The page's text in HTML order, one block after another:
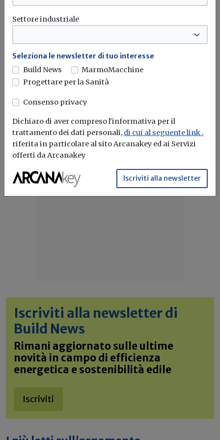
Mercato
Da LG la gamma di climatizzatori a
pompa di calore, capaci di garantire
comfort in ogni stagione
Con la tecnologia a pompa di calore LG, un unico
climatizzatore offre...
Pompe di calore
Iscriviti alla newsletter di
Build News
Rimani aggiornato sulle ultime
novità in campo di efficienza
energetica e sostenibilità edile
Iscriviti
Settore industriale
Seleziona le newsletter di tuo interesse
Build News
MarmoMacchine
Progettare per la Sanità
Consenso privacy
Dichiaro di aver compreso l'informativa per il
trattamento dei dati personali, di cui al seguente link ,
riferita in particolare al sito Arcanakey ed ai Servizi
offerti da Arcanakey
Iscriviti alla newsletter